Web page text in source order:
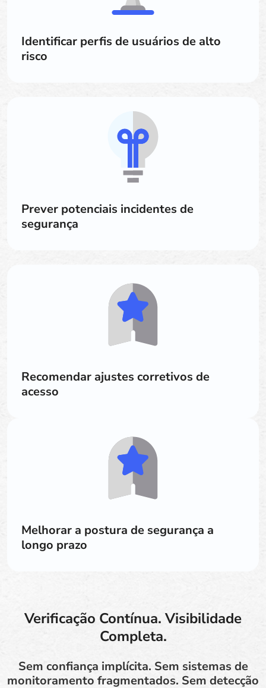
Identificar perfis de usuários de alto
risco
Prever potenciais incidentes de
segurança
Recomendar ajustes corretivos de
acesso
Melhorar a postura de segurança a
longo prazo
Verificação Contínua. Visibilidade
Completa.
Sem confiança implícita. Sem sistemas de
monitoramento fragmentados. Sem detecção